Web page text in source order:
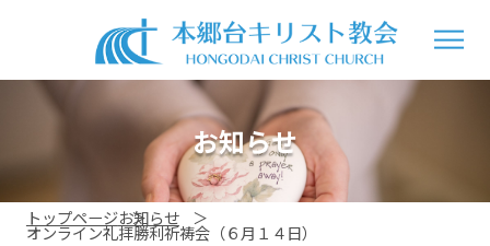
お知らせ
トップページお知らせ
オンライン礼拝勝利祈祷会（６月１４日）